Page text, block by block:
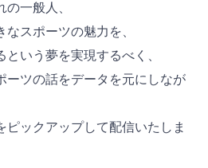
一般人、
スポーツの魅力を、
いう夢を実現するべく、
ーツの話をデータを元にしなが
ピックアップして配信いたしま